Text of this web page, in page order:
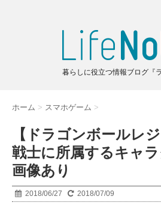
暮らしに役立つ情報ブログ『
ホーム > スマホゲーム >
【ドラゴンボールレ
戦士に所属するキャ
画像あり
2018/06/27 2018/07/09